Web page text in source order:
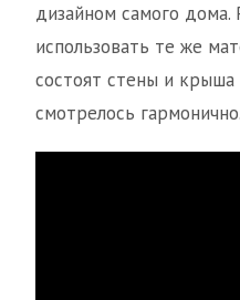
дизайном самого дома.
использовать те же
состоят стены и
смотрелось гармонично.